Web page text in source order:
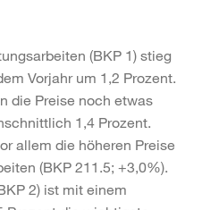
(BKP 1) stieg
Vorjahr um 1,2 Prozent.
die Preise noch etwas
1,4 Prozent.
allem die höheren Preise
(BKP 211.5; +3,0%).
2) ist mit einem